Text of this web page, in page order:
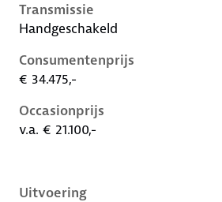
Transmissie
Handgeschakeld
Consumentenprijs
€ 34.475,-
Occasionprijs
v.a. € 21.100,-
Uitvoering